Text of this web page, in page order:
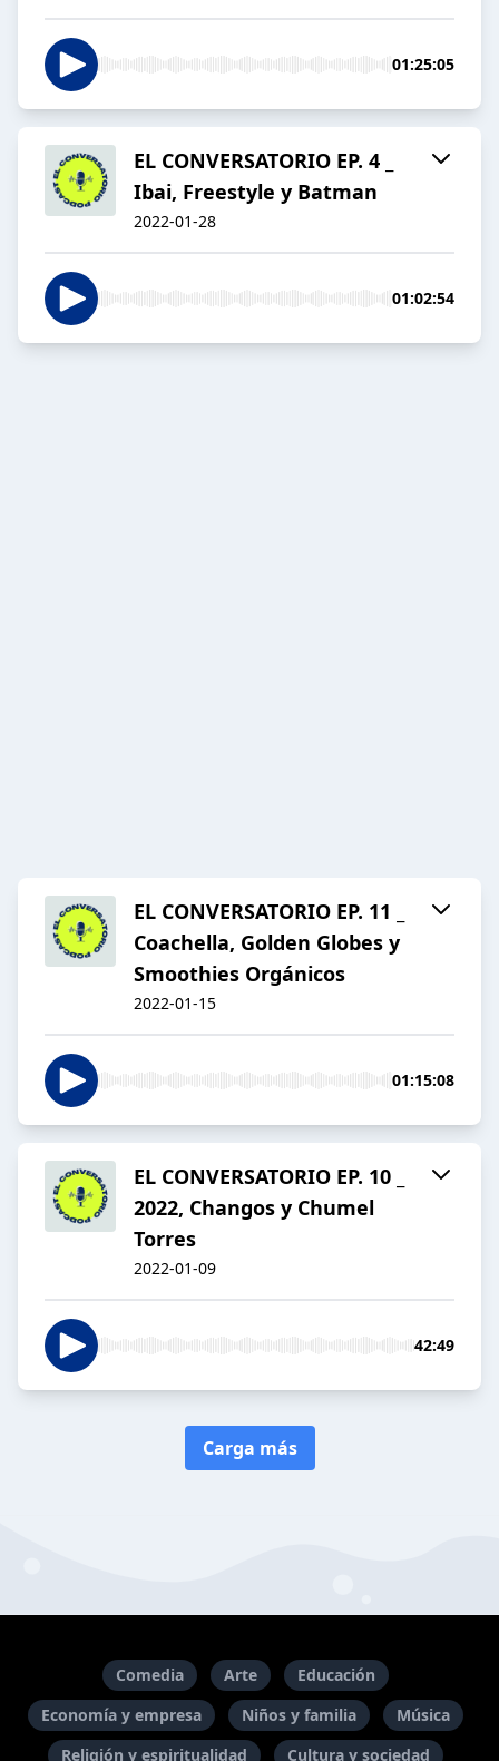
01:25:05
EL CONVERSATORIO EP. 4 _
Ibai, Freestyle y Batman
2022-01-28
01:02:54
EL CONVERSATORIO EP. 11 _
Coachella, Golden Globes y
Smoothies Orgánicos
2022-01-15
01:15:08
EL CONVERSATORIO EP. 10 _
2022, Changos y Chumel
Torres
2022-01-09
42:49
Carga más
Comedia Arte
Educación
Economía y empresa
Niños y familia
Música
Religión y espiritualidad
Cultura y sociedad